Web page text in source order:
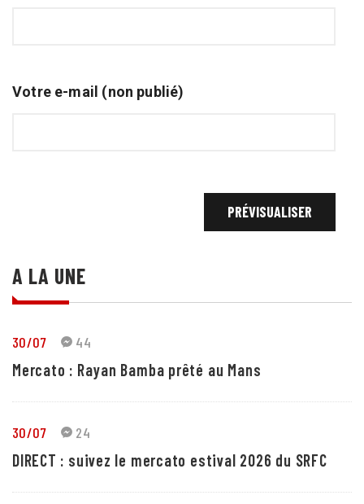
Votre e-mail (non publié)
A LA UNE
30/07 44
Mercato : Rayan Bamba prêté au Mans
30/07 24
DIRECT : suivez le mercato estival 2026 du SRFC